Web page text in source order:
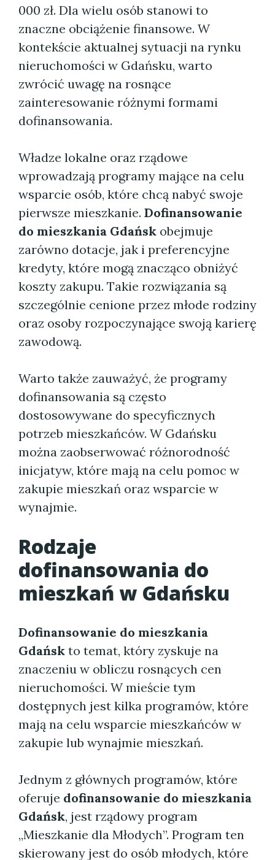
000 zł. Dla wielu osób stanowi to
znaczne obciążenie finansowe. W
kontekście aktualnej sytuacji na rynku
nieruchomości w Gdańsku, warto
zwrócić uwagę na rosnące
zainteresowanie różnymi formami
dofinansowania.
Władze lokalne oraz rządowe
wprowadzają programy mające na celu
wsparcie osób, które chcą nabyć swoje
pierwsze mieszkanie. Dofinansowanie
do mieszkania Gdańsk obejmuje
zarówno dotacje, jak i preferencyjne
kredyty, które mogą znacząco obniżyć
koszty zakupu. Takie rozwiązania są
szczególnie cenione przez młode rodziny
oraz osoby rozpoczynające swoją karierę
zawodową.
Warto także zauważyć, że programy
dofinansowania są często
dostosowywane do specyficznych
potrzeb mieszkańców. W Gdańsku
można zaobserwować różnorodność
inicjatyw, które mają na celu pomoc w
zakupie mieszkań oraz wsparcie w
wynajmie.
Rodzaje
dofinansowania do
mieszkań w Gdańsku
Dofinansowanie do mieszkania
Gdańsk to temat, który zyskuje na
znaczeniu w obliczu rosnących cen
nieruchomości. W mieście tym
dostępnych jest kilka programów, które
mają na celu wsparcie mieszkańców w
zakupie lub wynajmie mieszkań.
Jednym z głównych programów, które
oferuje dofinansowanie do mieszkania
Gdańsk, jest rządowy program
„Mieszkanie dla Młodych”. Program ten
skierowany jest do osób młodych, które